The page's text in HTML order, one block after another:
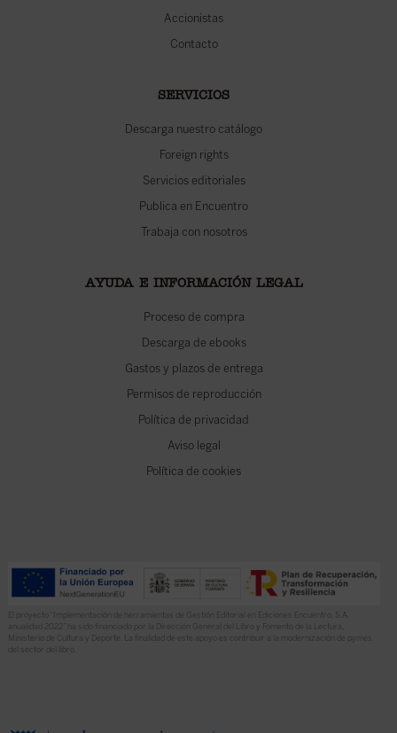
Accionistas
Contacto
SERVICIOS
Descarga nuestro catálogo
Foreign rights
Servicios editoriales
Publica en Encuentro
Trabaja con nosotros
AYUDA E INFORMACIÓN LEGAL
Proceso de compra
Descarga de ebooks
Gastos y plazos de entrega
Permisos de reproducción
Política de privacidad
Aviso legal
Política de cookies
El proyecto “Implementación de herramientas de Gestión Editorial en Ediciones Encuentro, S.A.
anualidad 2022” ha sido financiado por la Dirección General del Libro y Fomento de la Lectura,
Ministerio de Cultura y Deporte. La finalidad de este apoyo es contribuir a la modernización de pymes
del sector del libro.